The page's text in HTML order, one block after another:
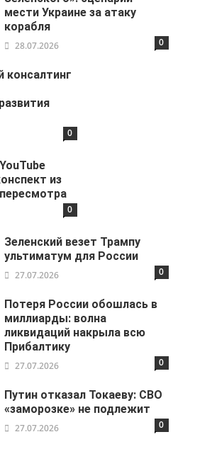
мести Украине за атаку
корабля
28.07.2026 0
консалтинг
0
из
0
Зеленский везет Трампу
ультиматум для России
27.07.2026 0
Потеря России обошлась в
миллиарды: волна
ликвидаций накрыла всю
Прибалтику
27.07.2026 0
Путин отказал Токаеву: СВО
«заморозке» не подлежит
27.07.2026 0